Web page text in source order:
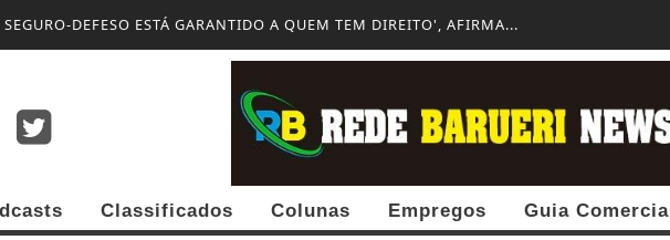
PORTAL EMPREGA+ BARUERI PROMETE REVOLUCIONAR A CONEXÃO...
Classificados Colunas Empregos Guia Comercial